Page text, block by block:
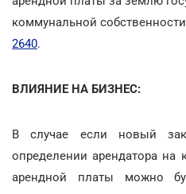
коммунальной
2640.
ВЛИЯНИЕ НА БИЗНЕС:
В случае если новый
определении арендатора на
арендной платы можно